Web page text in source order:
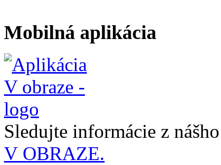
Mobilná aplikácia
Sledujte informácie z
V OBRAZE.